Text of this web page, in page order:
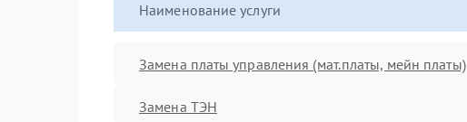
Наименование услуги
Замена платы управления (мат.платы, мейн платы)
Замена ТЭН